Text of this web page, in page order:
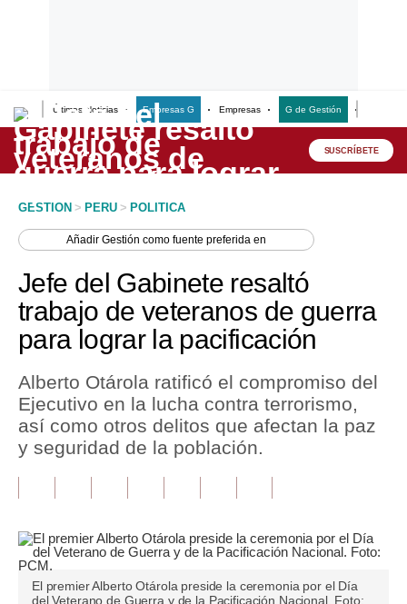
Últimas Noticias Empresas G Empresas G de Gestión
Lo último
Peru Quiosco
Economía
Mercados
Política
Finanzas Personales
Plus G
Opinión
SUSCRÍBETE
GESTION > PERU > POLITICA
AñadirGestión como fuente preferida en
Jefe del Gabinete resaltó
trabajo de veteranos de guerra
para lograr la pacificación
Alberto Otárola ratificó el compromiso del
Ejecutivo en la lucha contra terrorismo,
así como otros delitos que afectan la paz
y seguridad de la población.
El premier Alberto Otárola preside la ceremonia por el Día
del Veterano de Guerra y de la Pacificación Nacional. Foto: